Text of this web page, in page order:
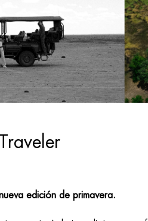
edición de primavera.